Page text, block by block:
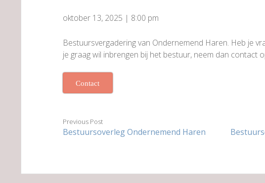
oktober 13, 2025 | 8:00 pm
Bestuursvergadering van Ondernemend Haren. Heb je
je graag wil inbrengen bij het bestuur, neem dan contact
Contact
Previous Post
Bestuursoverleg Ondernemend Haren